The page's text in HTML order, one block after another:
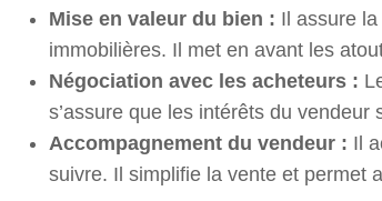
Mise en valeur du bien : Il assure
immobilières. Il met en avant les
Négociation avec les acheteurs :
s’assure que les intérêts du
Accompagnement du vendeur : Il
suivre. Il simplifie la vente et permet